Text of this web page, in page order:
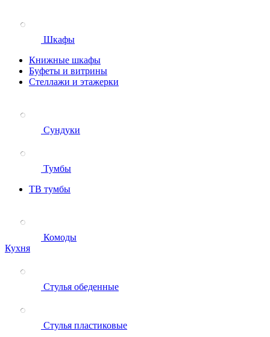
Шкафы
Книжные шкафы
Буфеты и витрины
Стеллажи и этажерки
Сундуки
Тумбы
ТВ тумбы
Комоды
Кухня
Стулья обеденные
Стулья пластиковые